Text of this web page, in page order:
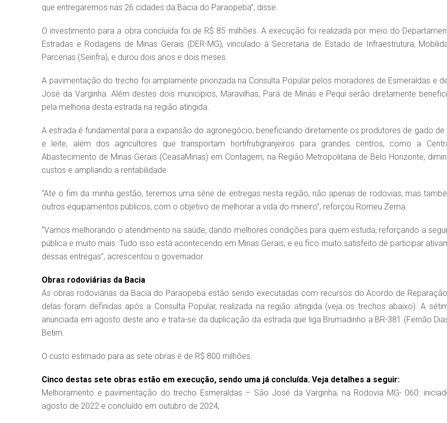
que entregaremos nas 26 cidades da Bacia do Paraopeba”, disse.
O investimento para a obra concluída foi de R$ 85 milhões. A execução foi realizada por meio do
Estradas e Rodagens de Minas Gerais (DER-MG), vinculado à Secretaria de Estado de Infraestrutura,
Parcerias (Seinfra), e durou dois anos e dois meses.
A pavimentação do trecho foi amplamente priorizada na Consulta Popular pelos moradores de Esmeraldas e
José da Varginha. Além destes dois municípios, Maravilhas, Pará de Minas e Pequi serão diretamente
pela melhoria desta estrada na região atingida.
A estrada é fundamental para a expansão do agronegócio, beneficiando diretamente os produtores de gado de
e leite, além dos agricultores que transportam hortifrutigranjeiros para grandes centros, como a
Abastecimento de Minas Gerais (CeasaMinas) em Contagem, na Região Metropolitana de Belo Horizonte,
custos e ampliando a rentabilidade.
“Até o fim da minha gestão, teremos uma série de entregas nesta região, não apenas de rodovias, mas
outros equipamentos públicos, com o objetivo de melhorar a vida do mineiro”, reforçou Romeu Zema.
“Vamos melhorando o atendimento na saúde, dando melhores condições para quem estuda, reforçando a
pública e muito mais. Tudo isso está acontecendo em Minas Gerais, e eu fico muito satisfeito de participar
dessas entregas”, acrescentou o governador.
Obras rodoviárias da Bacia
As obras rodoviárias da Bacia do Paraopeba estão sendo executadas com recursos do Acordo de
delas foram definidas após a Consulta Popular, realizada na região atingida (veja os trechos abaixo). A
anunciada em agosto deste ano e trata-se da duplicação da estrada que liga Brumadinho a BR-381 (Fernão
Betim.
O custo estimado para as sete obras é de R$ 800 milhões.
Cinco destas sete obras estão em execução, sendo uma já concluída. Veja detalhes a seguir:
Melhoramento e pavimentação do trecho Esmeraldas – São José da Varginha, na Rodovia MG- 060:
agosto de 2022 e concluído em outubro de 2024;